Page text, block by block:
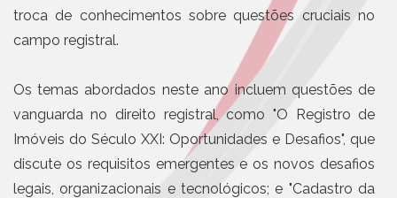
troca de conhecimentos sobre questões cruciais no
campo registral.
Os temas abordados neste ano incluem questões de
vanguarda no direito registral, como "O Registro de
Imóveis do Século XXI: Oportunidades e Desafios", que
discute os requisitos emergentes e os novos desafios
legais, organizacionais e tecnológicos; e "Cadastro da